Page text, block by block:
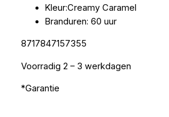
Kleur:Creamy Caramel
Branduren: 60 uur
8717847157355
Voorradig 2 – 3 werkdagen
*Garantie